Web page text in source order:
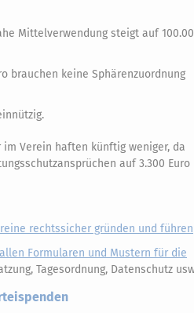
Mittelverwendung steigt auf
brauchen keine Sphärenzuordnung
Verein haften künftig weniger, da
auf 3.300 Euro
rechtssicher gründen und führen
Formularen und Mustern für die
Tagesordnung, Datenschutz